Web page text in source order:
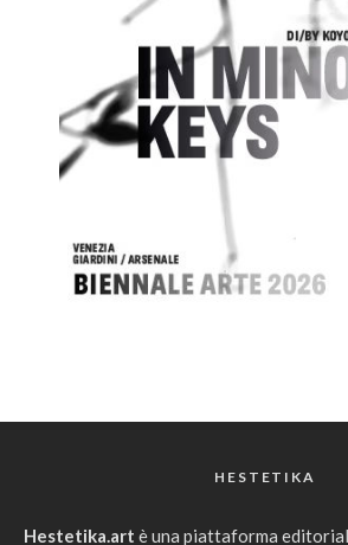
HESTETIKA
Hestetika.art è una piattaforma